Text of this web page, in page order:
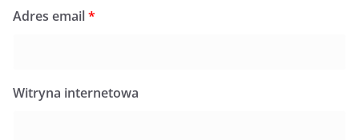
Adres email*
Witryna internetowa